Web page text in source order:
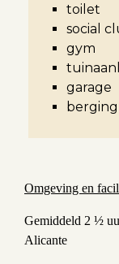
toilet
social
gym
garage
berging
Omgeving en
Gemiddeld 2 ½
Alicante